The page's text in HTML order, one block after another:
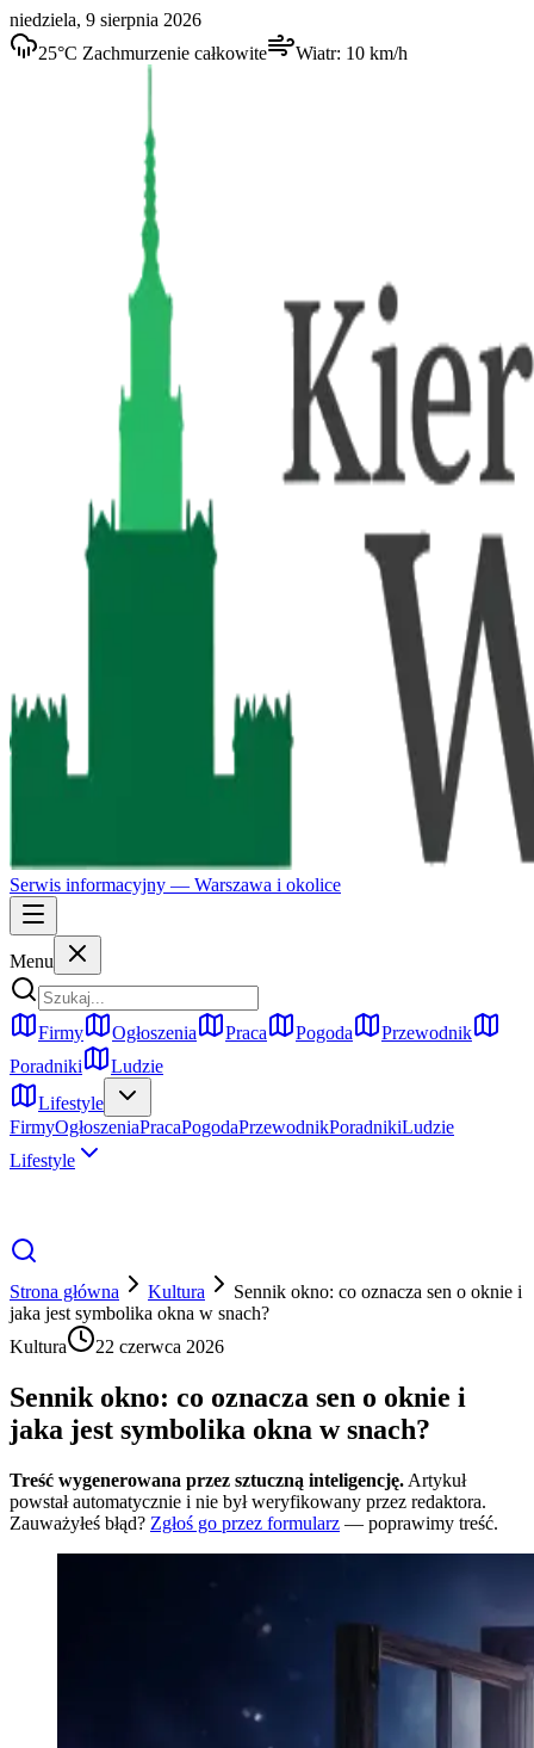
niedziela, 9 sierpnia 2026
25°C Zachmurzenie całkowite Wiatr: 10 km/h
Serwis informacyjny — Warszawa i okolice
Menu
Firmy Ogłoszenia Praca Pogoda
Przewodnik
Poradniki
Ludzie
Lifestyle
FirmyOgłoszeniaPracaPogodaPrzewodnikPoradnikiLudzie
Lifestyle
Strona główna Kultura
Sennik okno: co oznacza sen o oknie i
jaka jest symbolika okna w snach?
Kultura
22 czerwca 2026
Sennik okno: co oznacza sen o oknie i
jaka jest symbolika okna w snach?
Treść wygenerowana przez sztuczną inteligencję. Artykuł
powstał automatycznie i nie był weryfikowany przez redaktora.
Zauważyłeś błąd? Zgłoś go przez formularz — poprawimy treść.